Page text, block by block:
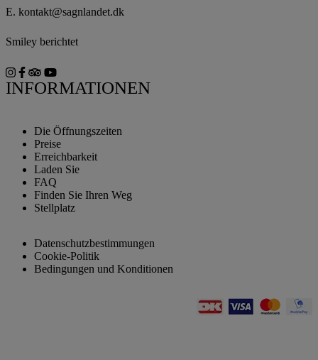
E. kontakt@sagnlandet.dk
Smiley berichtet
INFORMATIONEN
Die Öffnungszeiten
Preise
Erreichbarkeit
Laden Sie
FAQ
Finden Sie Ihren Weg
Stellplatz
Datenschutzbestimmungen
Cookie-Politik
Bedingungen und Konditionen